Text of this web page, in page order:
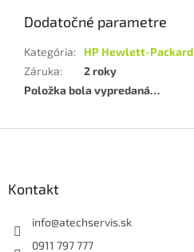
Dodatočné parametre
Kategória:
HP Hewlett-Packard
Záruka:
2 roky
Položka bola vypredaná…
Kontakt
info@atechservis.sk
0911 797 777